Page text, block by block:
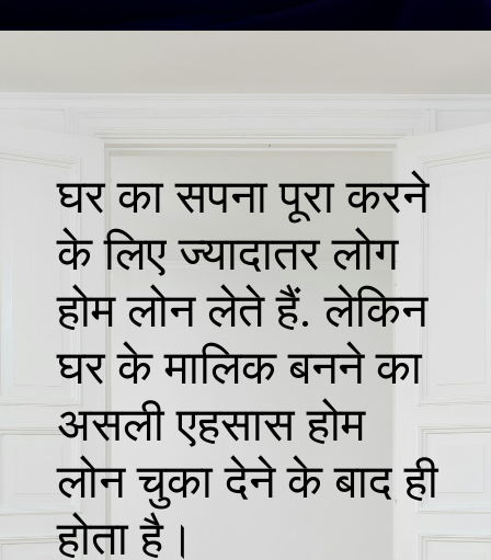
घर का सपना पूरा करने
के लिए ज्यादातर लोग
होम लोन लेते हैं. लेकिन
घर के मालिक बनने का
असली एहसास होम
लोन चुका देने के बाद ही
होता है।